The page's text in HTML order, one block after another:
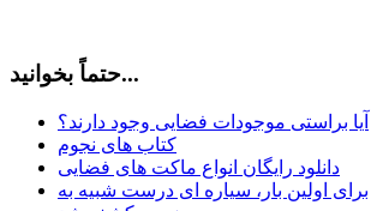
حتماً بخوانید...
آیا براستی موجودات فضایی وجود دارند؟
کتاب های نجوم
دانلود رایگان انواع ماکت های فضایی
برای اولین بار، سیاره ای درست شبیه به